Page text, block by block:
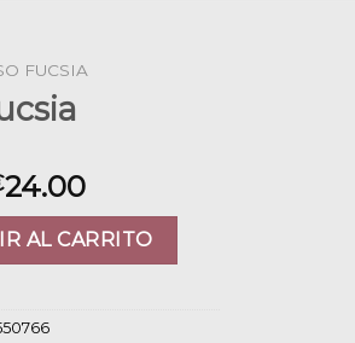
FUCSIA
24.00
AL CARRITO